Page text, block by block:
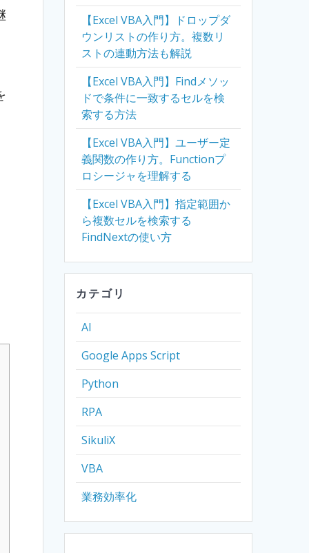
【Excel VBA入門】ドロップダ
ウンリストの作り方。複数リ
ストの連動方法も解説
【Excel VBA入門】Findメソッ
ドで条件に一致するセルを検
索する方法
【Excel VBA入門】ユーザー定
義関数の作り方。Functionプ
ロシージャを理解する
【Excel VBA入門】指定範囲か
ら複数セルを検索する
FindNextの使い方
カテゴリ
AI
Google Apps Script
Python
RPA
SikuliX
VBA
業務効率化